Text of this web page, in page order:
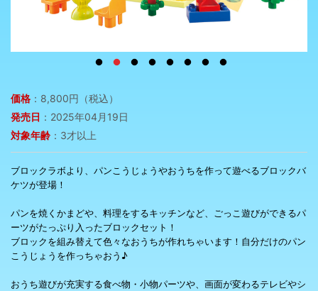
価格 ：8,800円（税込）
発売日 ：2025年04月19日
対象年齢 ：3才以上
ブロックラボより、パンこうじょうやおうちを作って遊べるブロックバ
ケツが登場！
パンを焼くかまどや、料理をするキッチンなど、ごっこ遊びができるパ
ーツがたっぷり入ったブロックセット！
ブロックを組み替えて色々なおうちが作れちゃいます！自分だけのパン
こうじょうを作っちゃおう♪
おうち遊びが充実する食べ物・小物パーツや、画面が変わるテレビやシ